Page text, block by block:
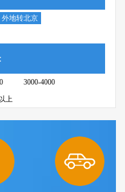
外地转北京
3000-4000
上